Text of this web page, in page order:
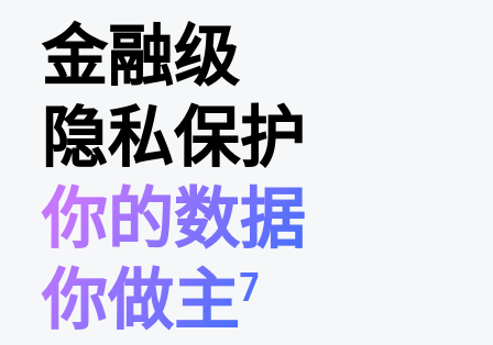
金融级
隐私保护
你的数据
你做主7